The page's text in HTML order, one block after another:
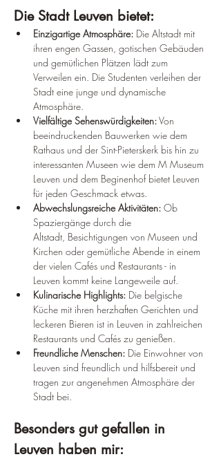
Die Stadt Leuven bietet:
Einzigartige Atmosphäre: Die Altstadt mit
ihren engen Gassen, gotischen Gebäuden
und gemütlichen Plätzen lädt zum
Verweilen ein. Die Studenten verleihen der
Stadt eine junge und dynamische
Atmosphäre.
Vielfältige Sehenswürdigkeiten: Von
beeindruckenden Bauwerken wie dem
Rathaus und der Sint-Pieterskerk bis hin zu
interessanten Museen wie dem M Museum
Leuven und dem Beginenhof bietet Leuven
für jeden Geschmack etwas.
Abwechslungsreiche Aktivitäten: Ob
Spaziergänge durch die
Altstadt, Besichtigungen von Museen und
Kirchen oder gemütliche Abende in einem
der vielen Cafés und Restaurants - in
Leuven kommt keine Langeweile auf.
Kulinarische Highlights: Die belgische
Küche mit ihren herzhaften Gerichten und
leckeren Bieren ist in Leuven in zahlreichen
Restaurants und Cafés zu genießen.
Freundliche Menschen: Die Einwohner von
Leuven sind freundlich und hilfsbereit und
tragen zur angenehmen Atmosphäre der
Stadt bei.
Besonders gut gefallen in
Leuven haben mir: